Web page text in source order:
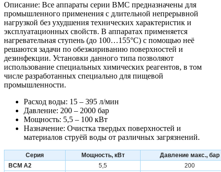
Описание: Все аппараты серии ВМС предназначены для
промышленного применения с длительной непрерывной
нагрузкой без ухудшения технических характеристик и
эксплуатационных свойств. В аппаратах применяется
нагревательная ступень (до 100…155°С) с помощью неё
решаются задачи по обезжириванию поверхностей и
дезинфекции. Установки данного типа позволяют
использование специальных химических реагентов, в том
числе разработанных специально для пищевой
промышленности.
Расход воды: 15 – 395 л/мин
Давление: 200 – 2000 бар
Мощность: 5,5 – 100 кВт
Назначение: Очистка твердых поверхностей и
материалов струёй воды от различных загрязнений.
Серия Мощность, кВт
Давление макс., бар
ВСМ А2
5,5
200